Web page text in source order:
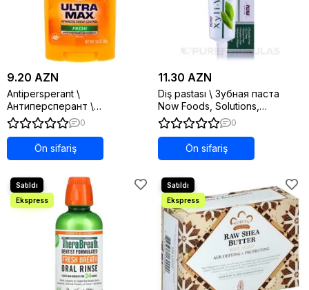
9.20 AZN
Antipersperant \
Антиперсперант \
Antiperspirant Arm & Hammer,
UltraMax, Solid Deodorant, For
Women, Powder Fresh, 1.0 oz
(28 g)
0
Ön sifariş
11.30 AZN
Diş pastası \ Зубная паста
Now Foods, Solutions,
XyliWhite, Toothpaste Gel,
Refreshmint, 6.4 oz (181 g)
0
Ön sifariş